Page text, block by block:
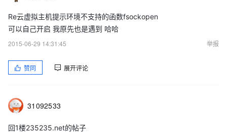
Re云虚拟主机提示环境不支持的函数fsockopen
可以自己开启 我原先也是遇到 哈哈
2015-06-29 14:31:45
举报
赞同 展开评论
31092533
回1楼235235.net的帖子